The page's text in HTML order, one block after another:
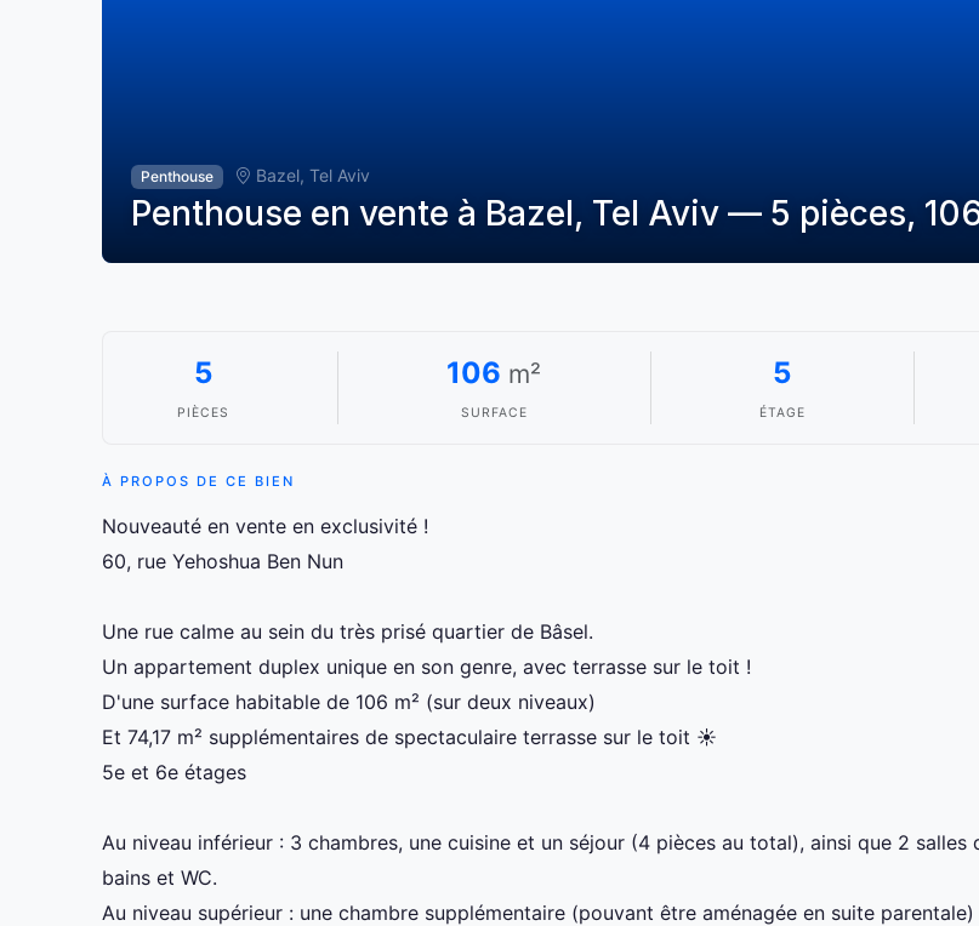
Penthouse Bazel, Tel Aviv
Penthouse en vente à Bazel, Tel Aviv — 5 pièces,
5
PIÈCES
106 m²
SURFACE
5
ÉTAGE
À PROPOS DE CE BIEN
Nouveauté en vente en exclusivité !
60, rue Yehoshua Ben Nun
Une rue calme au sein du très prisé quartier de Bâsel.
Un appartement duplex unique en son genre, avec terrasse sur le toit !
D'une surface habitable de 106 m² (sur deux niveaux)
Et 74,17 m² supplémentaires de spectaculaire terrasse sur le toit ☀️
5e et 6e étages
Au niveau inférieur : 3 chambres, une cuisine et un séjour (4 pièces au total), ainsi que 2 salles
bains et WC.
Au niveau supérieur : une chambre supplémentaire (pouvant être aménagée en suite parentale)